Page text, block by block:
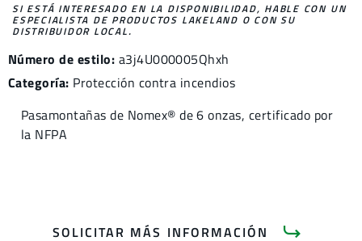
SI ESTÁ INTERESADO EN LA DISPONIBILIDAD, HABLE CON UN
ESPECIALISTA DE PRODUCTOS LAKELAND O CON SU
DISTRIBUIDOR LOCAL.
Número de estilo: a3j4U000005Qhxh
Categoría: Protección contra incendios
Pasamontañas de Nomex® de 6 onzas, certificado por
la NFPA
SOLICITAR MÁS INFORMACIÓN